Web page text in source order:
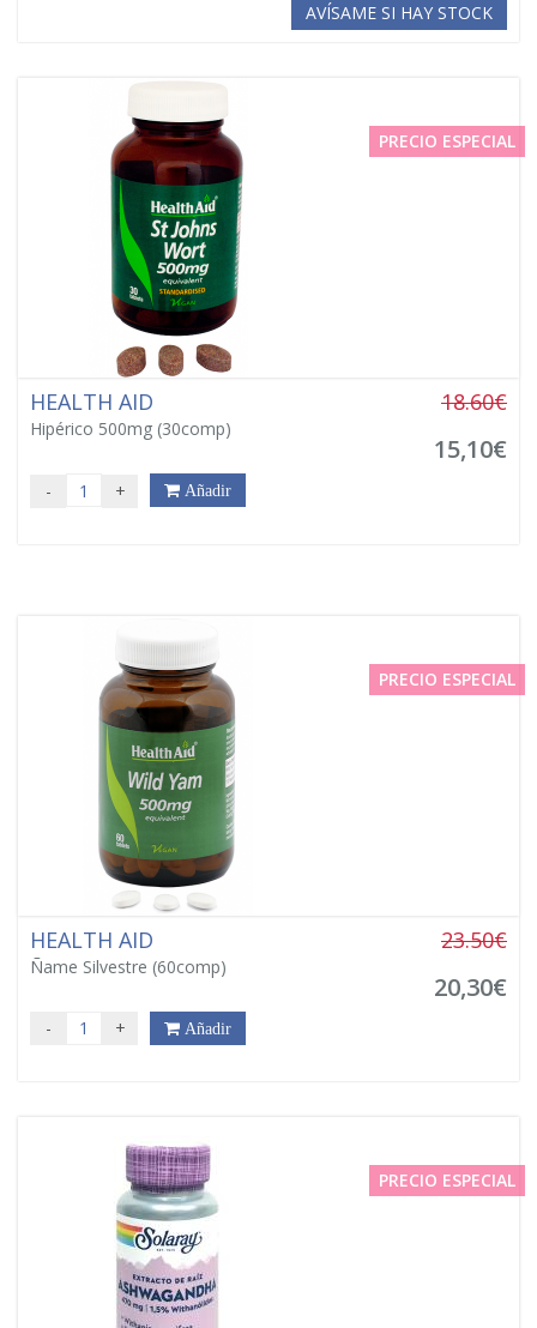
AVÍSAME SI HAY STOCK
PRECIO ESPECIAL
HEALTH AID
Hipérico 500mg (30comp)
18.60€
15,10€
- + Añadir
PRECIO ESPECIAL
HEALTH AID
Ñame Silvestre (60comp)
23.50€
20,30€
- + Añadir
PRECIO ESPECIAL